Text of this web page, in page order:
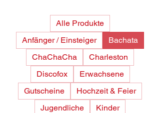
Alle Produkte
Anfänger / Einsteiger
Bachata
ChaChaCha
Charleston
Discofox
Erwachsene
Gutscheine
Hochzeit & Feier
Jugendliche
Kinder